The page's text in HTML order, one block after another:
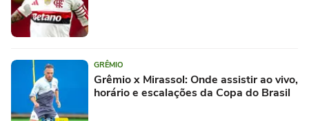
GRÊMIO
Grêmio x Mirassol: Onde assistir ao vivo,
horário e escalações da Copa do Brasil